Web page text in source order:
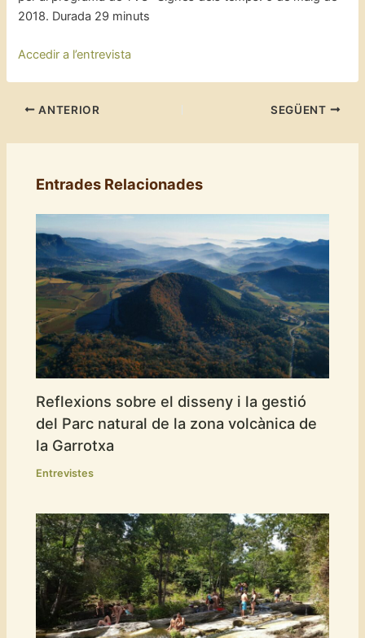
2018. Durada 29 minuts
Accedir a l’entrevista
ANTERIOR SEGÜENT
Entrades Relacionades
Reflexions sobre el disseny i la gestió
del Parc natural de la zona volcànica de
la Garrotxa
Entrevistes